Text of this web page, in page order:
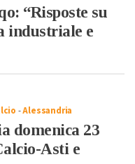
“Risposte su
industriale e
-Alessandria
domenica 23
Asti e